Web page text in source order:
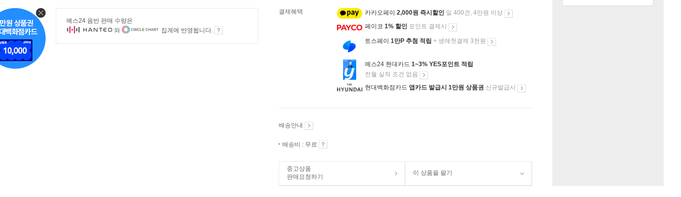
예스24 음반 판매 수량은
와
집계에 반영됩니다.
결제혜택 카카오페이 2,000원 즉시할인 일 400건, 4만원 이상
페이코 1% 할인 포인트 결제시
토스페이 1만P 추첨 적립 + 생애첫결제 3천원
예스24 현대카드 1~3% YES포인트 적립
전월 실적 조건 없음
현대백화점카드 앱카드 발급시 1만원 상품권 신규발급시
배송안내
배송비 : 무료
중고상품
판매요청하기
이 상품을 팔기